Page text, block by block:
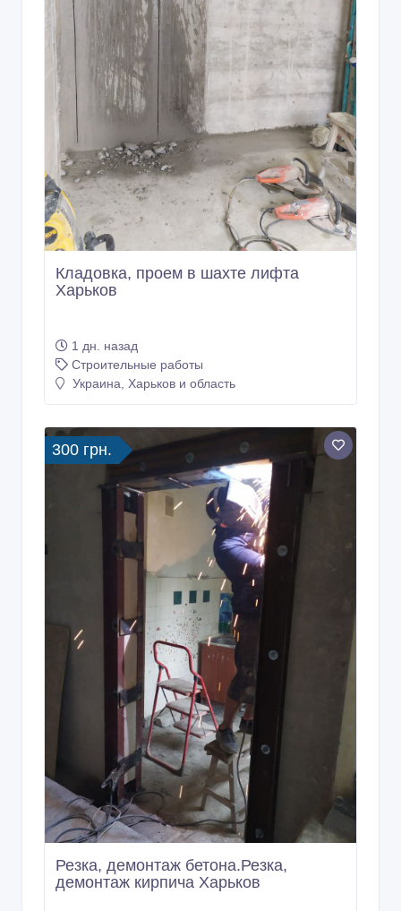
Кладовка, проем в шахте лифта
Харьков
1 дн. назад
Строительные работы
Украина, Харьков и область
300 грн.
Резка, демонтаж бетона.Резка,
демонтаж кирпича Харьков